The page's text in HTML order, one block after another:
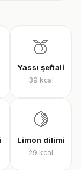
🍑
Yassı şeftali
39 kcal
🍋
Limon dilimi
29 kcal